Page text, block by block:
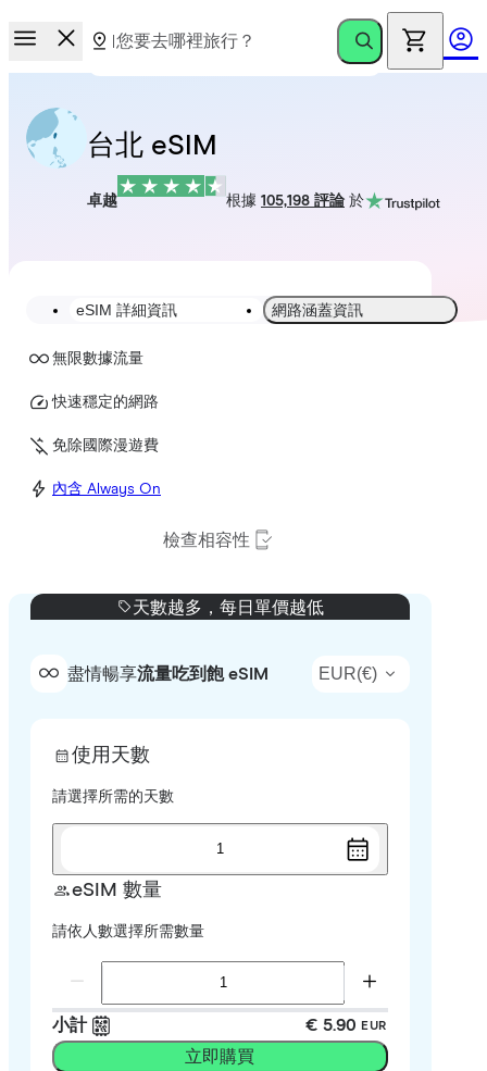
台北 eSIM
卓越 根據 105,198 評論 於
eSIM 詳細資訊 網路涵蓋資訊
無限數據流量
快速穩定的網路
免除國際漫遊費
內含 Always On
檢查相容性
天數越多，每日單價越低
盡情暢享流量吃到飽 eSIM EUR(€)
使用天數
請選擇所需的天數
1
eSIM 數量
請依人數選擇所需數量
小計 € 5.90 EUR
立即購買